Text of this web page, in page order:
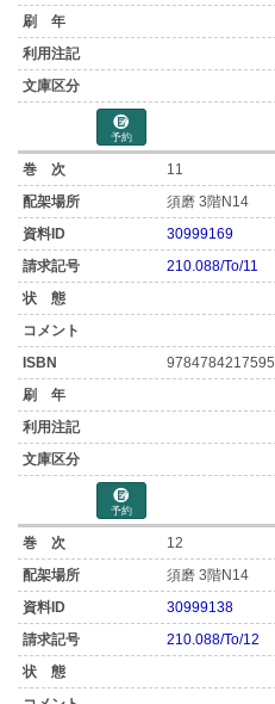
予約
11
須磨 3階N14
30999169
210.088/To/11
9784784217595
予約
12
須磨 3階N14
30999138
210.088/To/12